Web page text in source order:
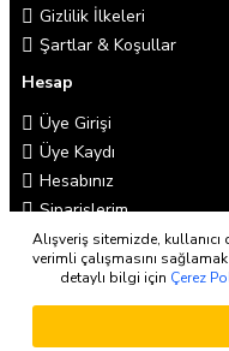
Gizlilik İlkeleri
Şartlar & Koşullar
Hesap
Üye Girişi
Üye Kaydı
Hesabınız
Siparişlerim
Müşteri Servisi
İletişim
Site Haritası
Alışveriş sitemizde,
verimli çalışmasını
detaylı bilgi için Çerez